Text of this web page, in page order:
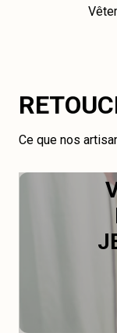
Ce que nos